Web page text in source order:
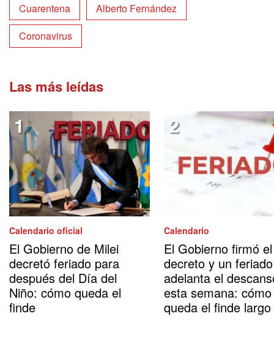
Cuarentena
Alberto Fernández
Coronavirus
Las más leídas
Calendario oficial
El Gobierno de Milei
decretó feriado para
después del Día del
Niño: cómo queda el
finde
Calendario
El Gobierno firmó el
decreto y un feriado
adelanta el
esta semana: cómo
queda el finde largo